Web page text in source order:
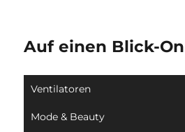
Auf einen Blick-
Ventilatoren
Mode & Beauty